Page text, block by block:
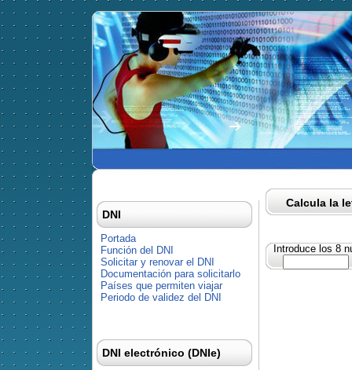
Calcula la
Introduce los 8
DNI
Portada
Función del DNI
Solicitar y renovar el DNI
Documentación para solicitarlo
Países que permiten viajar
Periodo de validez del DNI
DNI electrónico (DNIe)